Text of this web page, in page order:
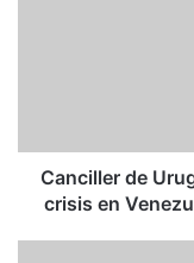
crisis
Venezuela
Canciller de
crisis en